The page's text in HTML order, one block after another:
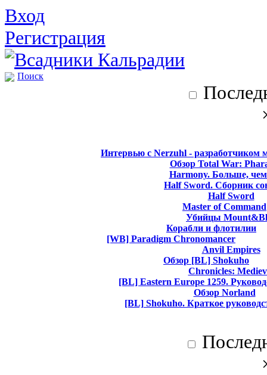
Вход
Регистрация
Поиск
Интервью с Nerzuhl - разработчиком
Обзор Total War:
Harmony. Больше,
Half Sword. Сборник
Half Sword
Master of Command
Убийцы
Корабли и флотилии
[WB] Paradigm Chronomancer
Anvil Empires
Обзор [BL] Shokuho
Chronicles:
[BL] Eastern Europe 1259.
Обзор Norland
[BL] Shokuho. Краткое